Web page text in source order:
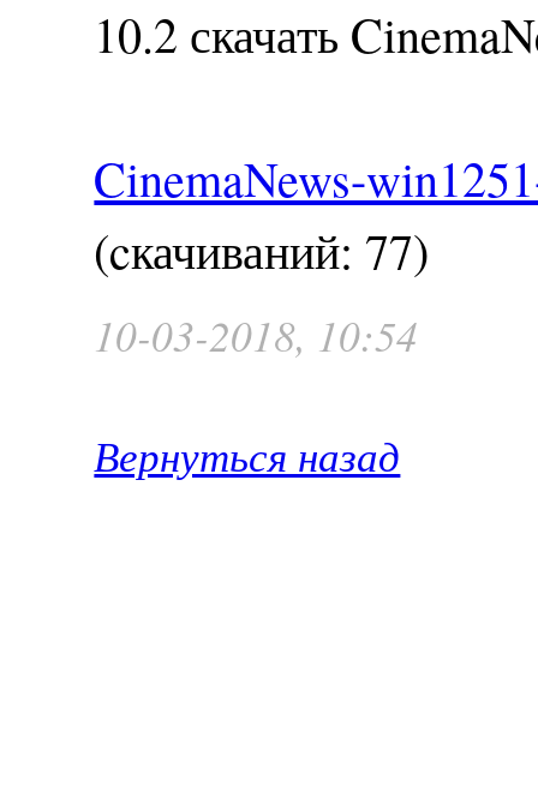
10.2 скачать
CinemaNews-
(cкачиваний: 77)
10-03-2018, 10:54
Вернуться назад